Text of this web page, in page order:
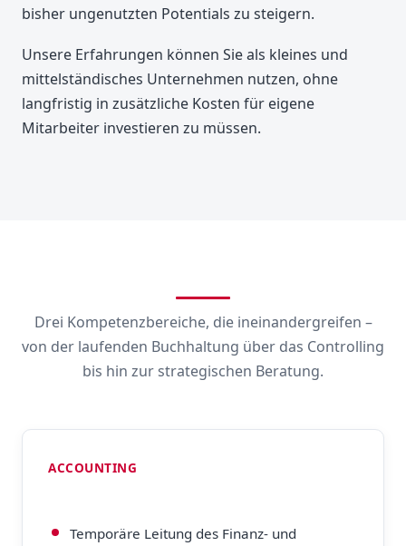
bisher ungenutzten Potentials zu steigern.
Unsere Erfahrungen können Sie als kleines und
mittelständisches Unternehmen nutzen, ohne
langfristig in zusätzliche Kosten für eigene
Mitarbeiter investieren zu müssen.
Drei Kompetenzbereiche, die ineinandergreifen –
von der laufenden Buchhaltung über das Controlling
bis hin zur strategischen Beratung.
ACCOUNTING
Temporäre Leitung des Finanz- und